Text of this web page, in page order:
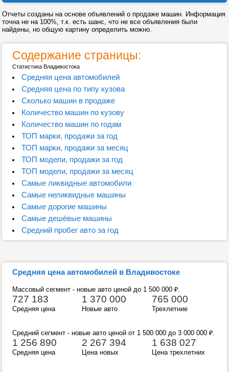
Отчеты созданы на основе объявлений о продаже машин. Информация
точна не на 100%, т.к. есть шанс, что не все объявления были
найдены, но общую картину определить можно.
Содержание страницы:
Статистика Владивостока
Средняя цена автомобилей
Средняя цена по типу кузова
Сколько машин в продаже
Количество машин по кузову
Количество машин по годам
ТОП марки, продажи за год
ТОП марки, продажи за месяц
ТОП модели, продажи за год
ТОП модели, продажи за месяц
Самые ликвидные автомобили
Самые неликвидные машины
Самые дорогие машины
Самые дешёвые машины
Средний пробег авто за год
Средняя цена автомобилей в Владивостоке
Массовый сегмент - новые авто ценой до 1 500 000 ₽.
727 183 1 370 000 765 000
Средняя цена Новые авто Трехлетние
Средний сегмент - новые авто ценой от 1 500 000 до 3 000 000 ₽.
1 256 890 2 267 394 1 638 027
Средняя цена Цена новых Цена трехлетних